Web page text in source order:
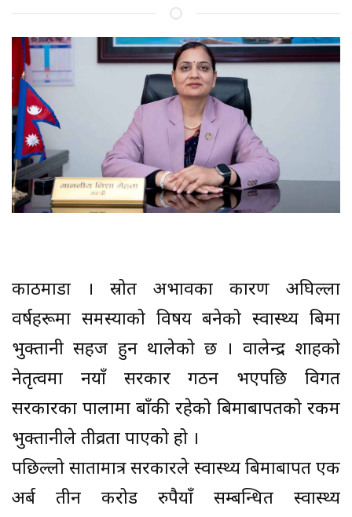
काठमाडौँ । स्रोत अभावका कारण अघिल्ला
वर्षहरूमा समस्याको विषय बनेको स्वास्थ्य बिमा
भुक्तानी सहज हुन थालेको छ । वालेन्द्र शाहको
नेतृत्वमा नयाँ सरकार गठन भएपछि विगत
सरकारका पालामा बाँकी रहेको बिमाबापतको रकम
भुक्तानीले तीव्रता पाएको हो ।
पछिल्लो सातामात्र सरकारले स्वास्थ्य बिमाबापत एक
अर्ब तीन करोड रुपैयाँ सम्बन्धित स्वास्थ्य